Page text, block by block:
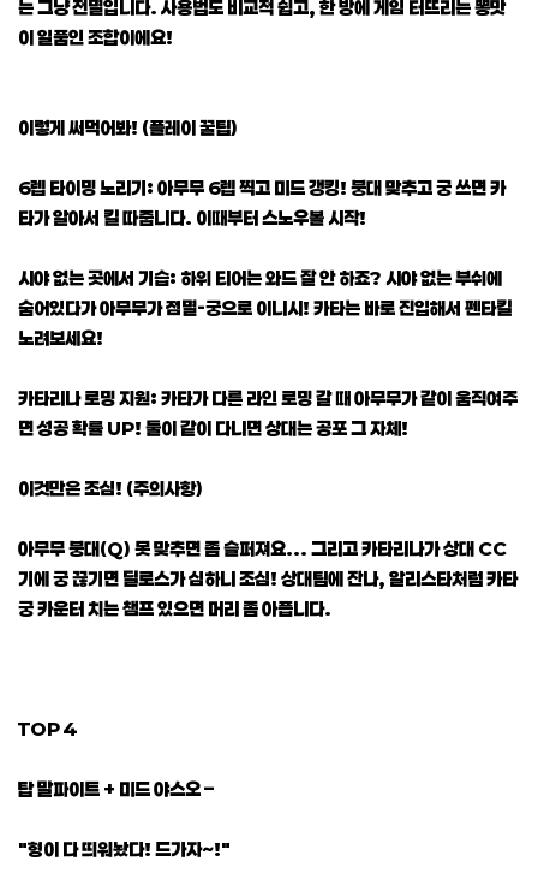
는 그냥 전멸입니다. 사용법도 비교적 쉽고, 한 방에 게임 터뜨리는 뽕맛
이 일품인 조합이에요!
이렇게 써먹어봐! (플레이 꿀팁)
6렙 타이밍 노리기: 아무무 6렙 찍고 미드 갱킹! 붕대 맞추고 궁 쓰면 카
타가 알아서 킬 따줍니다. 이때부터 스노우볼 시작!
시야 없는 곳에서 기습: 하위 티어는 와드 잘 안 하죠? 시야 없는 부쉬에
숨어있다가 아무무가 점멸-궁으로 이니시! 카타는 바로 진입해서 펜타킬
노려보세요!
카타리나 로밍 지원: 카타가 다른 라인 로밍 갈 때 아무무가 같이 움직여주
면 성공 확률 UP! 둘이 같이 다니면 상대는 공포 그 자체!
이것만은 조심! (주의사항)
아무무 붕대(Q) 못 맞추면 좀 슬퍼져요... 그리고 카타리나가 상대 CC
기에 궁 끊기면 딜로스가 심하니 조심! 상대팀에 잔나, 알리스타처럼 카타
궁 카운터 치는 챔프 있으면 머리 좀 아픕니다.
TOP 4
탑 말파이트 + 미드 야스오 –
"형이 다 띄워놨다! 드가자~!"